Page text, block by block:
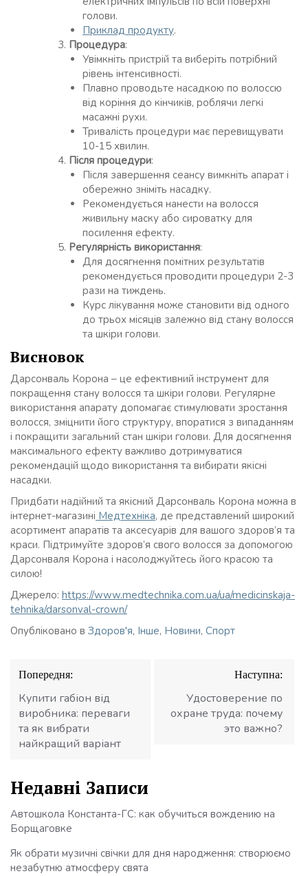
голови.
Приклад продукту.
Процедура:
Увімкніть пристрій та виберіть потрібний
рівень інтенсивності.
Плавно проводьте насадкою по волоссю
від коріння до кінчиків, роблячи легкі
масажні рухи.
Тривалість процедури має перевищувати
10-15 хвилин.
Після процедури:
Після завершення сеансу вимкніть апарат і
обережно зніміть насадку.
Рекомендується нанести на волосся
живильну маску або сироватку для
посилення ефекту.
Регулярність використання:
Для досягнення помітних результатів
рекомендується проводити процедури 2-3
рази на тиждень.
Курс лікування може становити від одного
до трьох місяців залежно від стану волосся
та шкіри голови.
Висновок
Дарсонваль Корона – це ефективний інструмент для
покращення стану волосся та шкіри голови. Регулярне
використання апарату допомагає стимулювати зростання
волосся, зміцнити його структуру, впоратися з випаданням
і покращити загальний стан шкіри голови. Для досягнення
максимального ефекту важливо дотримуватися
рекомендацій щодо використання та вибирати якісні
насадки.
Придбати надійний та якісний Дарсонваль Корона можна в
інтернет-магазині Медтехніка, де представлений широкий
асортимент апаратів та аксесуарів для вашого здоров’я та
краси. Підтримуйте здоров’я свого волосся за допомогою
Дарсонваля Корона і насолоджуйтесь його красою та
силою!
Джерело: https://www.medtechnika.com.ua/ua/medicinskaja-
tehnika/darsonval-crown/
Опубліковано в Здоров'я, Інше, Новини, Спорт
Навігація
записів
Попередня:
Купити габіон від
виробника: переваги
та як вибрати
найкращий варіант
Наступна:
Удостоверение по
охране труда: почему
это важно?
Недавні Записи
Автошкола Константа-ГС: как обучиться вождению на
Борщаговке
Як обрати музичні свічки для дня народження: створюємо
незабутню атмосферу свята